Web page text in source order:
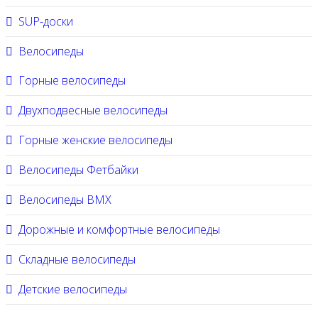
SUP-доски
Велосипеды
Горные велосипеды
Двухподвесные велосипеды
Горные женские велосипеды
Велосипеды Фетбайки
Велосипеды BMX
Дорожные и комфортные велосипеды
Складные велосипеды
Детские велосипеды